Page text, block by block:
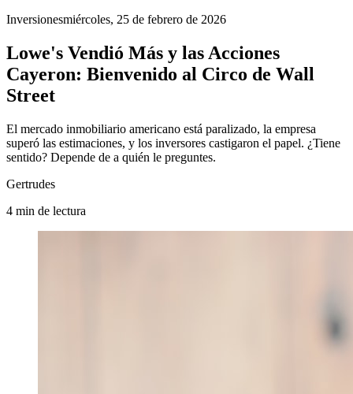
Inversionesmiércoles, 25 de febrero de 2026
Lowe's Vendió Más y las Acciones
Cayeron: Bienvenido al Circo de Wall
Street
El mercado inmobiliario americano está paralizado, la empresa
superó las estimaciones, y los inversores castigaron el papel. ¿Tiene
sentido? Depende de a quién le preguntes.
Gertrudes
4 min de lectura